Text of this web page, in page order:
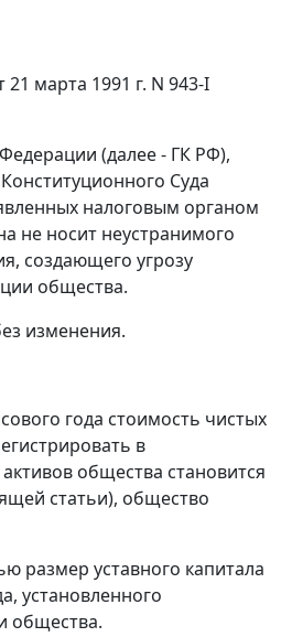
марта 1991 г. N 943-I
(далее - ГК РФ),
Конституционного Суда
налоговым органом
не носит неустранимого
создающего угрозу
общества.
изменения.
года стоимость чистых
в
общества становится
статьи), общество
размер уставного капитала
, установленного
общества.